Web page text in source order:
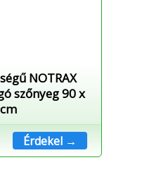
NOTRAX
szőnyeg 90 x
Érdekel →